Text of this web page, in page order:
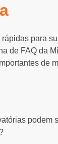
rápidas para
de FAQ da
de
podem